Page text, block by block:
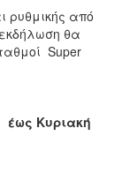
ρυθμικής από
θα
Super
Κυριακή